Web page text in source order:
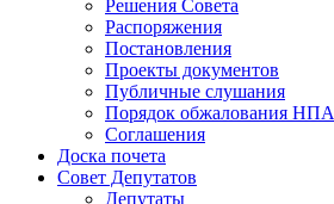
Решения Совета
Распоряжения
Постановления
Проекты документов
Публичные слушания
Порядок обжалования НПА
Соглашения
Доска почета
Совет Депутатов
Депутаты